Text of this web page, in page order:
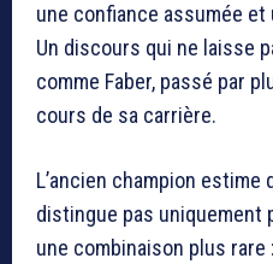
une confiance assumée
Un discours qui ne laisse
comme Faber, passé par
cours de sa carrière.
L’ancien champion estime
distingue pas uniquement
une combinaison plus